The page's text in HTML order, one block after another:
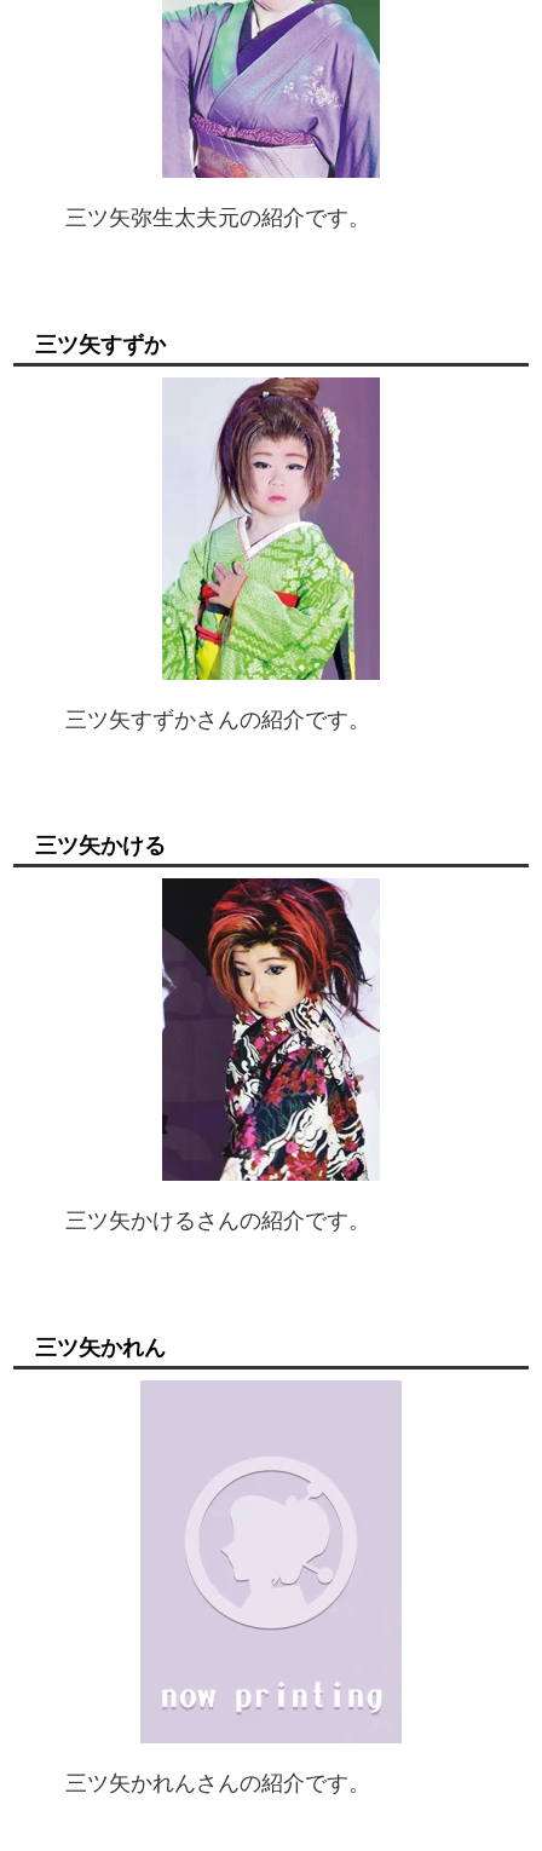
三ツ矢弥生太夫元の紹介です。
三ツ矢すずか
三ツ矢すずかさんの紹介です。
三ツ矢かける
三ツ矢かけるさんの紹介です。
三ツ矢かれん
三ツ矢かれんさんの紹介です。